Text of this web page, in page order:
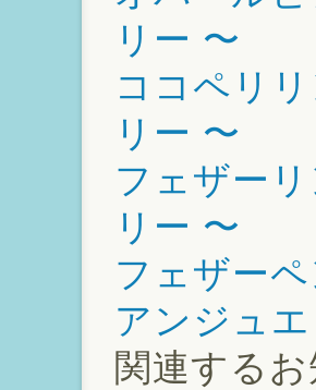
リー 〜
ココペリ
リー 〜
フェザー
リー 〜
フェザー
アンジュ
関連する